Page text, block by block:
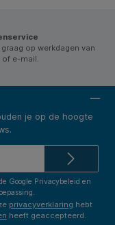
op werkdagen van
e-mail.
je op de hoogte
Google Privacybeleid en
privacyverklaring hebt
heeft geaccepteerd.